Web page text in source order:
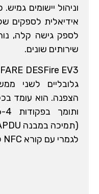
וניהול יישומים
אידיאלית לספקים
לספק גישה קלה,
שירותים שונים.
גלובליים לשני
לגמרי עם קורא NFC קיים עבור תשתית MIFARE.